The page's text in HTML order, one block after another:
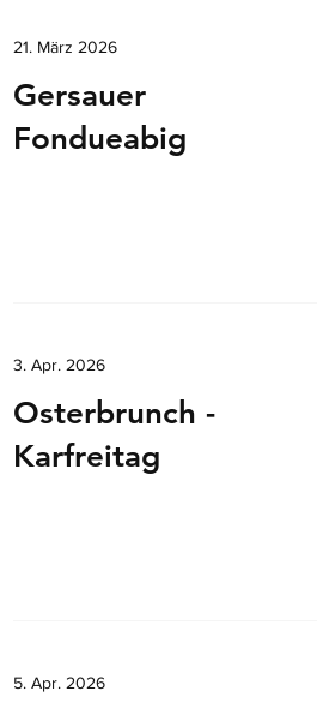
21. März 2026
Gersauer
Fondueabig
3. Apr. 2026
Osterbrunch -
Karfreitag
5. Apr. 2026